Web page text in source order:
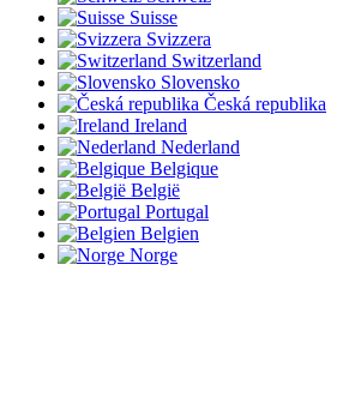
Suisse
Svizzera
Switzerland
Slovensko
Česká republika
Ireland
Nederland
Belgique
België
Portugal
Belgien
Norge